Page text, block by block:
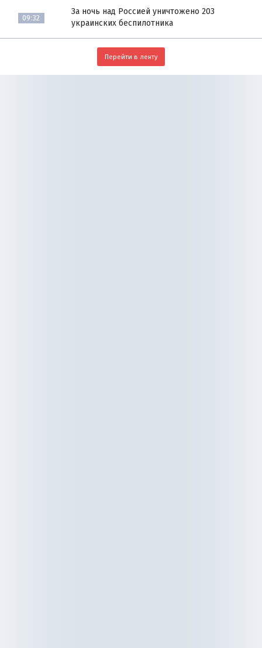
09:32
За ночь над Россией уничтожено 203
украинских беспилотника
Перейти в ленту